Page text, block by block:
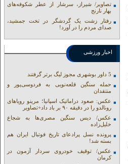
تصاویر/ شیراز، سرشار از عطر شکوفه‌های
بهار نارنج
رفتار زشت یک گردشگر در تخت جمشید،
صدای مردم را در آورد!
اخبار ورزشی
5 داور بوشهری مجوز لیگ برتر گرفتند
حمله سنگین قلعه‌نویی به فردوسی‌پور و
منتقدان
عکس: صعود دراماتیک اسپانیا؛ مرینو رویاهای
رونالدو را در دقیقه ۹۰ بر باد داد+تصاویر
عکس/ دیس سنگین مصری‌ها به شجاع
خلیل‌زاده
پرونده نسل پرادعای تاریخ فوتبال ایران هم
بسته شد!
عکس/ توقیف خودروی سردار آزمون در
کرمان